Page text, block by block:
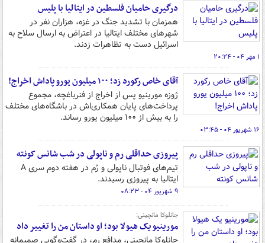
درگیری حامیان فلسطین در ایتالیا با پلیس
همزمان با تشدید جنگ در غزه، هزاران نفر در
شهرهای مختلف ایتالیا در اعتراض به ارسال سلاح به
اسرائیل دست به تظاهرات زدند.
۱ مهر ۰۴ - ۲۰:۲۴
آقای خاص رکورد زد؛ ۱۰۰ میلیون یورو پاداش اخراج!
ژوزه مورینیو پس از اخراج از فنرباغچه، مجموع
پرداخت‌های پایان همکاری‌اش در باشگاه‌های مختلف
را به بیش از ۱۰۰ میلیون یورو رساند.
۱۶ شهریور ۰۴ - ۰۳:۴۵
پیروزی حداقلی رم و ناپولی در شب شانس کونته
تیم‌های فوتبال ناپولی و رُم در هفته دوم سری A
ایتالیا به پیروزی رسیدند.
۹ شهریور ۰۴ - ۰۸:۲۳
جانلوکا مانچینی:
مورینیو یک هیولا بود؛ او داستان من را تغییر داد
جانلوکا مانچینی، مدافع رم، در گفت‌وگویی صمیمانه